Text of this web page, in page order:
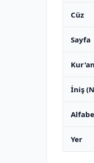
Cüz
Sayfa
Kur'an
İniş
Yer